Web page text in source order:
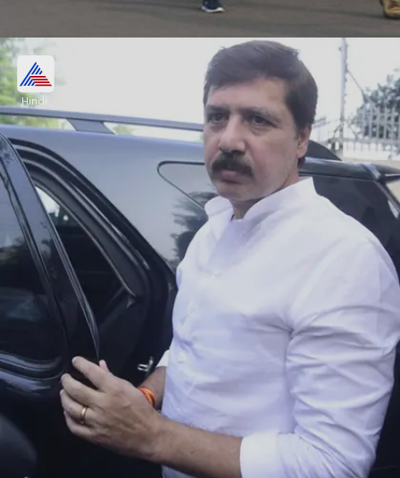
सहारा प्रमुख का अंतिम दर्शन
गुरुवार को धनराज पिल्लै, जूही बब्बर, लखनऊ की मेयर सुषमा
खर्कवाल, जगदीश गांधी जैसे कई लोग सुब्रत रॉय को श्रद्धांजलि
देने पहुंचे। इस दौरान उन्हें याद कर भावुक दिखाई दिए।
Image credits: Our own
Hindi